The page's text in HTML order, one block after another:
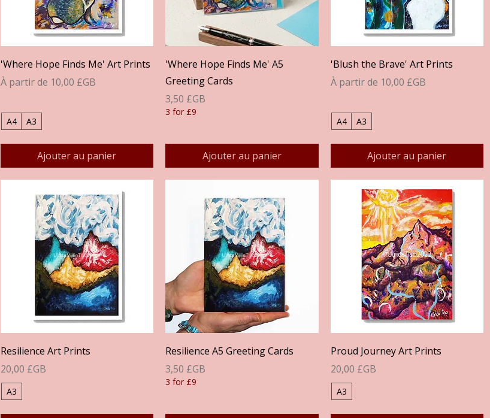
Aperçu rapide
'Where Hope Finds Me' Art Prints
À partir de 10,00 £GB
Prix promotionnel
A4 A3
Ajouter au panier
Aperçu rapide
'Where Hope Finds Me' A5
Greeting Cards
Prix
3,50 £GB
3 for £9
Ajouter au panier
Aperçu rapide
'Blush the Brave' Art Prints
À partir de 10,00 £GB
Prix promotionnel
A4 A3
Ajouter au panier
Aperçu rapide
Resilience Art Prints
Prix
20,00 £GB
A3
Aperçu rapide
Resilience A5 Greeting Cards
Prix
3,50 £GB
3 for £9
Aperçu rapide
Proud Journey Art Prints
Prix
20,00 £GB
A3